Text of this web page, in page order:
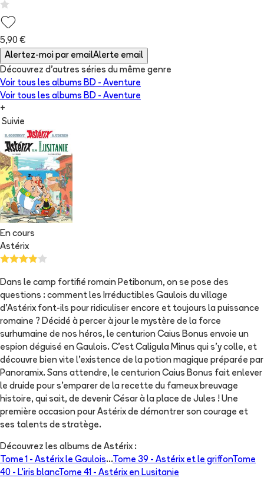
5,90 €
Alertez-moi par emailAlerte email
Découvrez d'autres séries du même genre
Voir tous les albums BD - Aventure
Voir tous les albums BD - Aventure
+
Suivie
En cours
Astérix
Dans le camp fortifié romain Petibonum, on se pose des
questions : comment les Irréductibles Gaulois du village
d’Astérix font-ils pour ridiculiser encore et toujours la puissance
romaine ? Décidé à percer à jour le mystère de la force
surhumaine de nos héros, le centurion Caius Bonus envoie un
espion déguisé en Gaulois. C’est Caligula Minus qui s’y colle, et
découvre bien vite l’existence de la potion magique préparée par
Panoramix. Sans attendre, le centurion Caius Bonus fait enlever
le druide pour s’emparer de la recette du fameux breuvage
histoire, qui sait, de devenir César à la place de Jules ! Une
première occasion pour Astérix de démontrer son courage et
ses talents de stratège.
Découvrez les albums de Astérix :
Tome 1 - Astérix le Gaulois...Tome 39 - Astérix et le griffonTome
40 - L'iris blancTome 41 - Astérix en Lusitanie